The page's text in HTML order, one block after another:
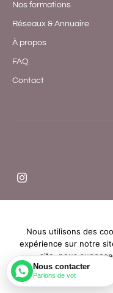
Nos formations
Réseaux & Annuaire
À propos
FAQ
Contact
Nous utilisons des
expérience sur notre
site, nous
Nous contacter
Parlons de vo